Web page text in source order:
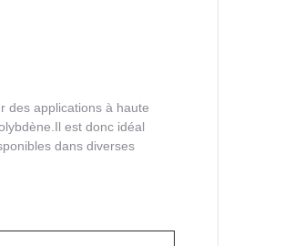
des applications à haute
est donc idéal
dans diverses